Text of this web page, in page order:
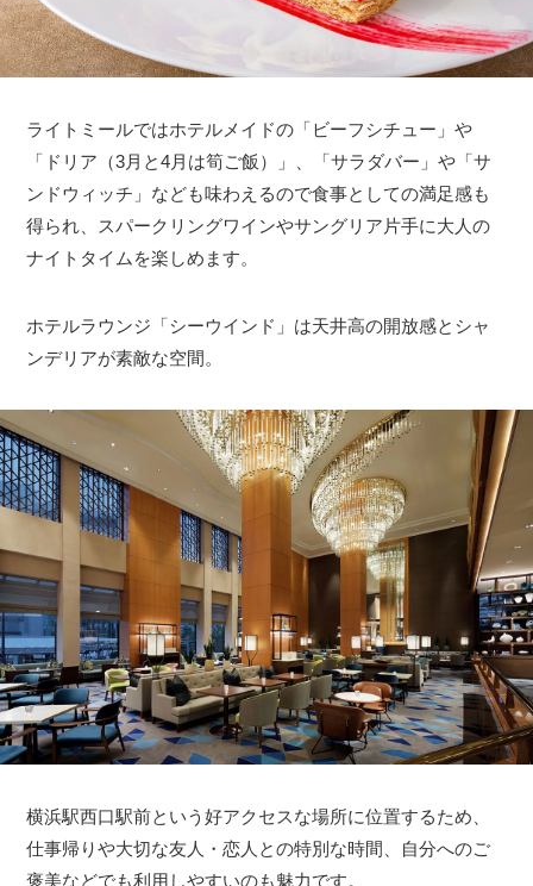
ライトミールではホテルメイドの「ビーフシチュー」や
「ドリア（3月と4月は筍ご飯）」、「サラダバー」や「サ
ンドウィッチ」なども味わえるので食事としての満足感も
得られ、スパークリングワインやサングリア片手に大人の
ナイトタイムを楽しめます。
ホテルラウンジ「シーウインド」は天井高の開放感とシャ
ンデリアが素敵な空間。
横浜駅西口駅前という好アクセスな場所に位置するため、
仕事帰りや大切な友人・恋人との特別な時間、自分へのご
褒美などでも利用しやすいのも魅力です。